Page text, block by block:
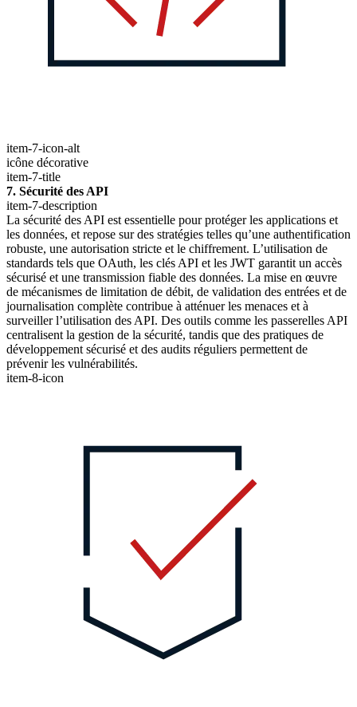
item-7-icon-alt
icône décorative
item-7-title
7. Sécurité des API
item-7-description
La sécurité des API est essentielle pour protéger les applications et
les données, et repose sur des stratégies telles qu’une authentification
robuste, une autorisation stricte et le chiffrement. L’utilisation de
standards tels que OAuth, les clés API et les JWT garantit un accès
sécurisé et une transmission fiable des données. La mise en œuvre
de mécanismes de limitation de débit, de validation des entrées et de
journalisation complète contribue à atténuer les menaces et à
surveiller l’utilisation des API. Des outils comme les passerelles API
centralisent la gestion de la sécurité, tandis que des pratiques de
développement sécurisé et des audits réguliers permettent de
prévenir les vulnérabilités.
item-8-icon